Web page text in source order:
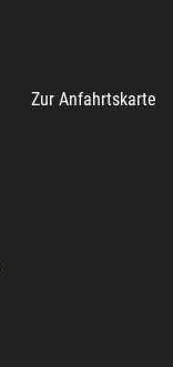
Zur Anfahrtskarte